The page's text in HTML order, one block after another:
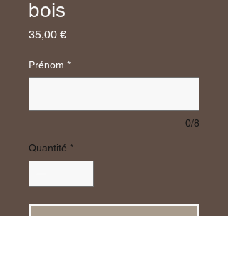
bois
35,00 €Prix
Prénom *
0/8
Quantité *
Ajouter au panier